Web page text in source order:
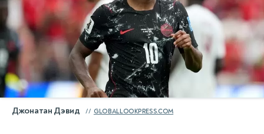
Джонатан Дэвид GLOBALLOOKPRESS.COM